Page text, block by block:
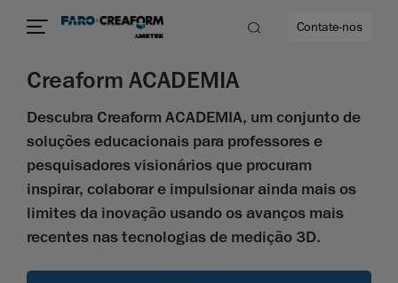
mais
Contate-nos
Creaform ACADEMIA
Descubra Creaform ACADEMIA, um conjunto de
soluções educacionais para professores e
pesquisadores visionários que procuram
inspirar, colaborar e impulsionar ainda mais os
limites da inovação usando os avanços mais
recentes nas tecnologias de medição 3D.